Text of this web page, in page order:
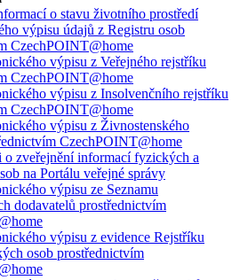
o stavu životního prostředí
výpisu údajů z Registru osob
CzechPOINT@home
výpisu z Veřejného rejstříku
CzechPOINT@home
výpisu z Insolvenčního rejstříku
CzechPOINT@home
výpisu z Živnostenského
CzechPOINT@home
o zveřejnění informací fyzických a
na Portálu veřejné správy
výpisu ze Seznamu
dodavatelů prostřednictvím
výpisu z evidence Rejstříku
osob prostřednictvím